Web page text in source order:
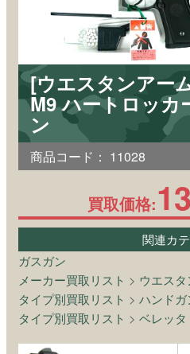
[ウエスタンアー
M9 ハートロッ
ン
商品コード： 11028
買取価格:
関連カ
ガスガン
メーカー買取リスト > ウエス
タイプ別買取リスト > ハンドガ
タイプ別買取リスト > ベレッタ